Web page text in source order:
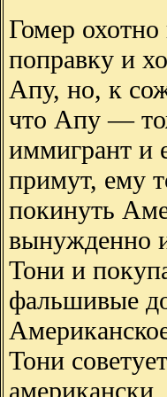
Гомер
поправку и
Апу, но, к
что Апу —
иммигрант и
примут, ему
покинуть
вынужденно
Тони и
фальшивые
Тони